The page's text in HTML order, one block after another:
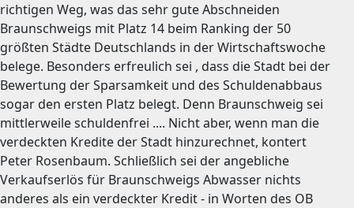
richtigen Weg, was das sehr gute Abschneiden
Braunschweigs mit Platz 14 beim Ranking der 50
größten Städte Deutschlands in der Wirtschaftswoche
belege. Besonders erfreulich sei , dass die Stadt bei der
Bewertung der Sparsamkeit und des Schuldenabbaus
sogar den ersten Platz belegt. Denn Braunschweig sei
mittlerweile schuldenfrei .... Nicht aber, wenn man die
verdeckten Kredite der Stadt hinzurechnet, kontert
Peter Rosenbaum. Schließlich sei der angebliche
Verkaufserlös für Braunschweigs Abwasser nichts
anderes als ein verdeckter Kredit - in Worten des OB